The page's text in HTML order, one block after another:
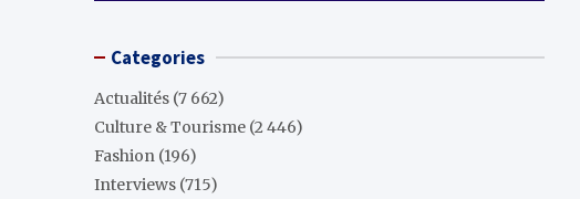
Categories
Actualités (7 662)
Culture & Tourisme (2 446)
Fashion (196)
Interviews (715)